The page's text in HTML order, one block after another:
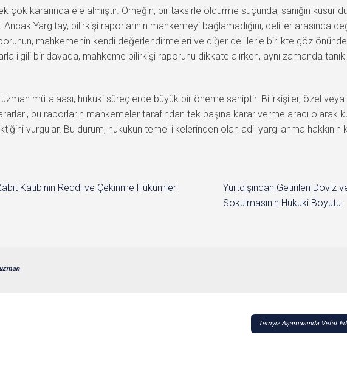
çok kararında ele almıştır. Örneğin, bir taksirle öldürme suçunda, sanığın kusur
Yargıtay, bilirkişi raporlarının mahkemeyi bağlamadığını, deliller arasında
mahkemenin kendi değerlendirmeleri ve diğer delillerle birlikte göz önünde
ilgili bir davada, mahkeme bilirkişi raporunu dikkate alırken, aynı zamanda
mütalaası, hukuki süreçlerde büyük bir öneme sahiptir. Bilirkişiler, özel
bu raporların mahkemeler tarafından tek başına karar verme aracı olarak
vurgular. Bu durum, hukukun temel ilkelerinden olan adil yargılanma hakkının
Katibinin Reddi ve Çekinme Hükümleri
Yurtdışından Getirilen Döviz
Sokulmasının Hukuki Boyutu
uzman
Temyiz Aşamasında Vefat